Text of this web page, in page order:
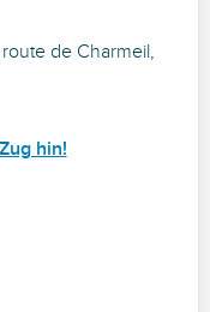
de Charmeil,
hin!